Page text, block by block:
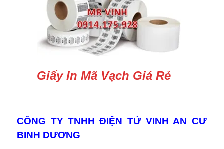
Giấy In Mã Vạch Giá Rẻ
CÔNG TY TNHH ĐIỆN TỬ VINH AN CƯ
BINH DƯƠNG